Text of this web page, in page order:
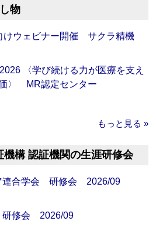
物
けウェビナー開催 サクラ精機
〈学び続ける力が医療を支え
〉 MR認定センター
もっと見る »
機構 認証機関の生涯研修会
連合学会 研修会 2026/09
研修会 2026/09